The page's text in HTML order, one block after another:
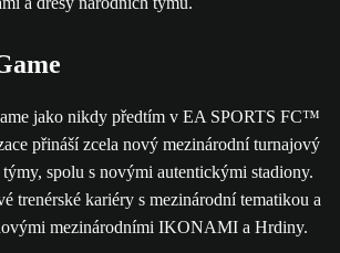
jako nikdy předtím v EA SPORTS FC™
přináší zcela nový mezinárodní turnajový
spolu s novými autentickými stadiony.
trenérské kariéry s mezinárodní tematikou a
mezinárodními IKONAMI a Hrdiny.